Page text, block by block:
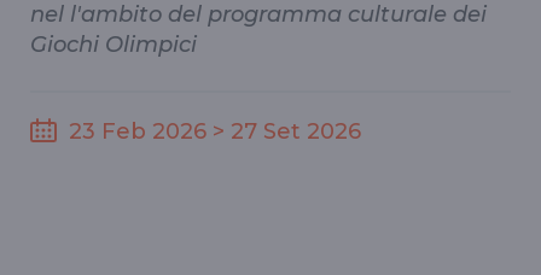
nel l'ambito del programma culturale dei
Giochi Olimpici
23 Feb 2026 > 27 Set 2026